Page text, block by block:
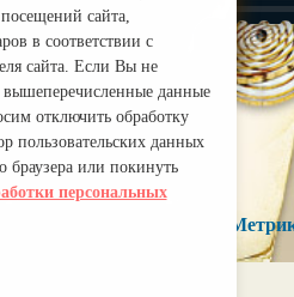
Правила
сайта,
в соответствии с
сайта. Если Вы не
данные
отключить обработку
пользовательских данных
браузера или покинуть
персональных